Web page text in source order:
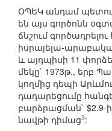
ՕՊԵԿ անդամ
են այս գործոնն
ճնշում
իսրայելա-
և այդպիսի 11
մեկը` 1973թ., երբ
կողմից դեպի
դադարեցումը
բարձրացման` $2.9-
նավթի դիմաց3: